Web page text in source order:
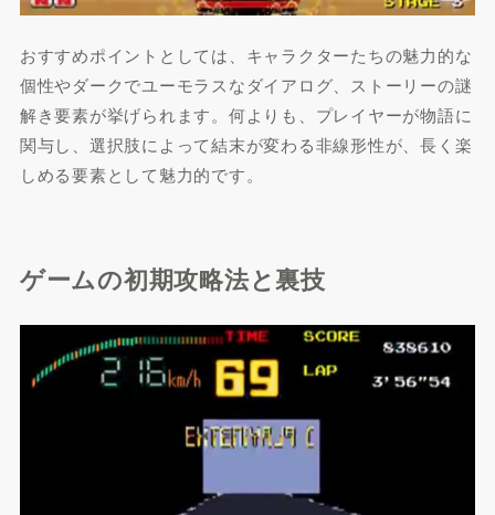
おすすめポイントとしては、キャラクターたちの魅力的な
個性やダークでユーモラスなダイアログ、ストーリーの謎
解き要素が挙げられます。何よりも、プレイヤーが物語に
関与し、選択肢によって結末が変わる非線形性が、長く楽
しめる要素として魅力的です。
ゲームの初期攻略法と裏技